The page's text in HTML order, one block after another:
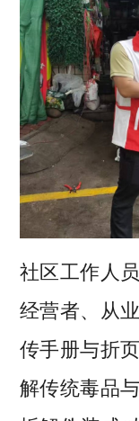
社区工作人
经营者、从
传手册与折
解传统毒品